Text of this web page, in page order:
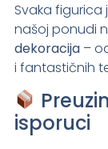
Svaka figurica
našoj ponudi
dekoracija–
i fantastičnih
isporuci